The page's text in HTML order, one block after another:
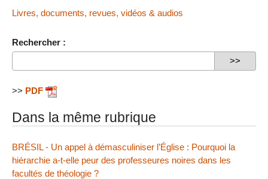
Livres, documents, revues, vidéos & audios
Rechercher :
>> PDF
Dans la même rubrique
BRÉSIL - Un appel à démasculiniser l’Église : Pourquoi la
hiérarchie a-t-elle peur des professeures noires dans les
facultés de théologie ?